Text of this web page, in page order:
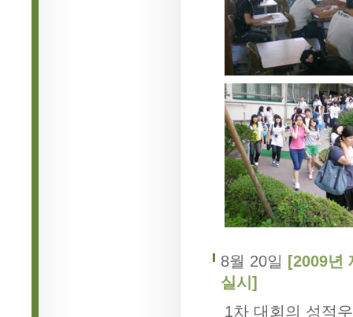
8월 20일 [2009년
실시]
1차 대회의 성적